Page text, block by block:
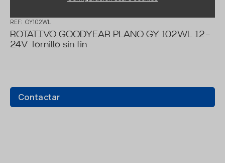
REF: GY102WL
ROTATIVO GOODYEAR PLANO GY 102WL 12-
24V Tornillo sin fin
Contactar